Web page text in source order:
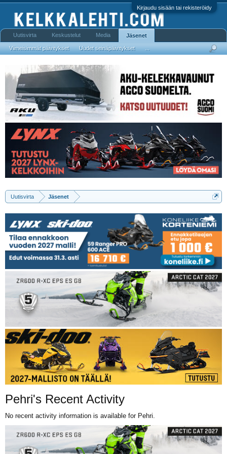
Kirjaudu sisään tai rekisteröidy
Uutisvirta Jäsenet
Pehri's Recent Activity
No recent activity information is available for Pehri.
Uutisvirta Keskustelut Media Jäsenet
Viimeisimmät päivitykset Uudet seinäpäivitykset